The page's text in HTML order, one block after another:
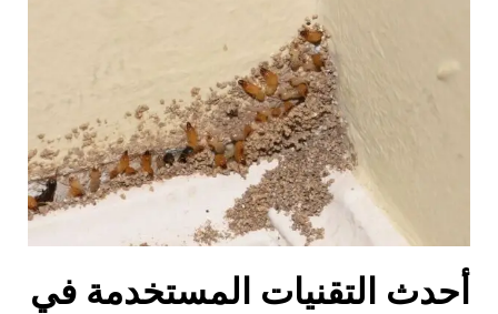
أحدث التقنيات المستخدمة في